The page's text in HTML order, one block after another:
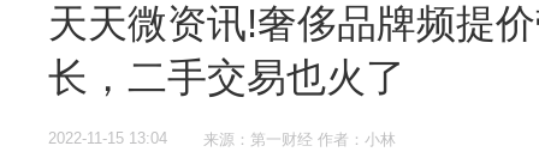
天天微资讯!奢侈品牌频提
长，二手交易也火了
2022-11-15 13:04 来源：第一财经 作者：小林